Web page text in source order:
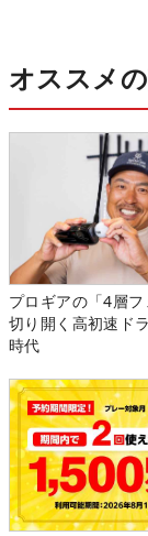
オススメ
プロギアの「4層
切り開く高初速ド
時代